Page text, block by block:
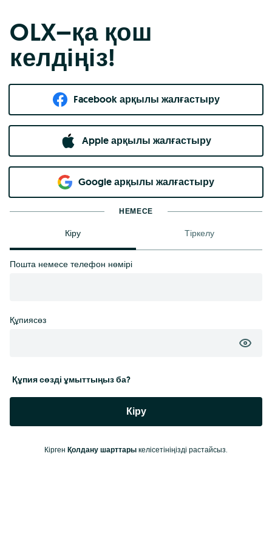
OLX–қа қош
келдіңіз!
Facebook арқылы жалғастыру
Apple арқылы жалғастыру
Google арқылы жалғастыру
НЕМЕСЕ
Кіру Тіркелу
Пошта немесе телефон нөмірі
Құпиясөз
Құпия сөзді ұмыттыңыз ба?
Кіру
Кірген Қолдану шарттары келісетініңізді растайсыз.